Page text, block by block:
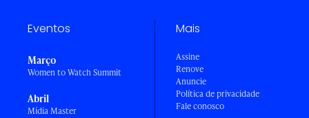
Eventos
Março
Women to Watch Summit
Abril
Mídia Master
Mais
Assine
Renove
Anuncie
Política de privacidade
Fale conosco